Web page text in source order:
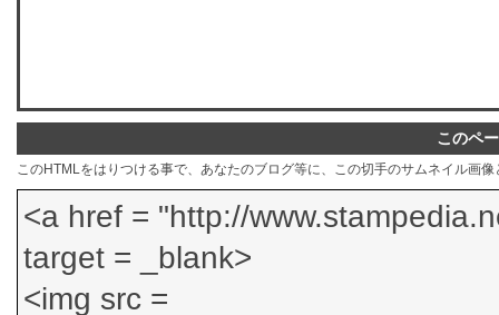
このペ
このHTMLをはりつける事で、あなたのブログ等に、この切手のサムネイル画